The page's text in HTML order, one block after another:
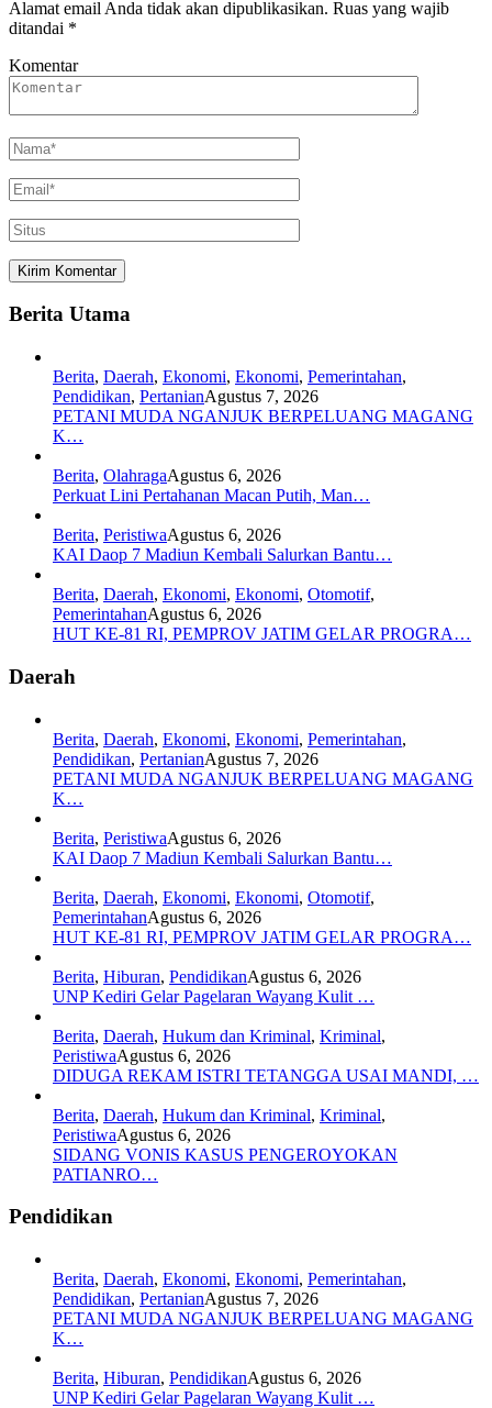
Alamat email Anda tidak akan dipublikasikan. Ruas yang wajib
ditandai *
Komentar
Berita Utama
Berita, Daerah, Ekonomi, Ekonomi, Pemerintahan,
Pendidikan, PertanianAgustus 7, 2026
PETANI MUDA NGANJUK BERPELUANG MAGANG
K…
Berita, OlahragaAgustus 6, 2026
Perkuat Lini Pertahanan Macan Putih, Man…
Berita, PeristiwaAgustus 6, 2026
KAI Daop 7 Madiun Kembali Salurkan Bantu…
Berita, Daerah, Ekonomi, Ekonomi, Otomotif,
PemerintahanAgustus 6, 2026
HUT KE-81 RI, PEMPROV JATIM GELAR PROGRA…
Daerah
Berita, Daerah, Ekonomi, Ekonomi, Pemerintahan,
Pendidikan, PertanianAgustus 7, 2026
PETANI MUDA NGANJUK BERPELUANG MAGANG
K…
Berita, PeristiwaAgustus 6, 2026
KAI Daop 7 Madiun Kembali Salurkan Bantu…
Berita, Daerah, Ekonomi, Ekonomi, Otomotif,
PemerintahanAgustus 6, 2026
HUT KE-81 RI, PEMPROV JATIM GELAR PROGRA…
Berita, Hiburan, PendidikanAgustus 6, 2026
UNP Kediri Gelar Pagelaran Wayang Kulit …
Berita, Daerah, Hukum dan Kriminal, Kriminal,
PeristiwaAgustus 6, 2026
DIDUGA REKAM ISTRI TETANGGA USAI MANDI, …
Berita, Daerah, Hukum dan Kriminal, Kriminal,
PeristiwaAgustus 6, 2026
SIDANG VONIS KASUS PENGEROYOKAN
PATIANRO…
Pendidikan
Berita, Daerah, Ekonomi, Ekonomi, Pemerintahan,
Pendidikan, PertanianAgustus 7, 2026
PETANI MUDA NGANJUK BERPELUANG MAGANG
K…
Berita, Hiburan, PendidikanAgustus 6, 2026
UNP Kediri Gelar Pagelaran Wayang Kulit …